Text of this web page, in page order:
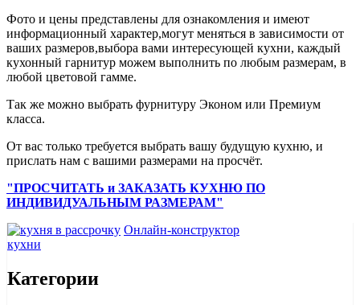
Фото и цены представлены для ознакомления и имеют
информационный характер,могут меняться в зависимости от
ваших размеров,выбора вами интересующей кухни, каждый
кухонный гарнитур можем выполнить по любым размерам, в
любой цветовой гамме.
Так же можно выбрать фурнитуру Эконом или Премиум
класса.
От вас только требуется выбрать вашу будущую кухню, и
прислать нам с вашими размерами на просчёт.
"ПРОСЧИТАТЬ и ЗАКАЗАТЬ КУХНЮ ПО
ИНДИВИДУАЛЬНЫМ РАЗМЕРАМ"
Онлайн-конструктор
кухни
Категории